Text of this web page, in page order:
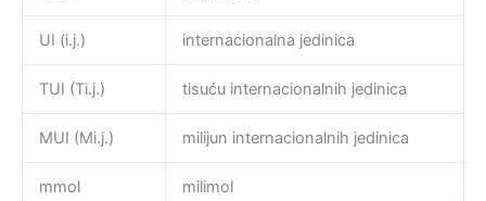
UI (i.j.) internacionalna jedinica
TUI (Ti.j.) tisuću internacionalnih jedinica
MUI (Mi.j.) milijun internacionalnih jedinica
mmol milimol